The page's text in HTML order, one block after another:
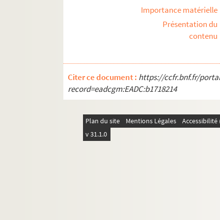
Salonique - Vieux quartier
Salonique - Débarcadère de la
Souvenir de Salonique - L'église
Salonique - Rue Egnatia
La Macédoine pittoresque -
La Macédoine pittoresque - La
Importance matérielle
Présentation du
contenu
Citer ce document : https://ccfr.bnf.fr/
record=eadcgm:EADC:b1718214
Plan du site Mentions Légales
v 31.1.0